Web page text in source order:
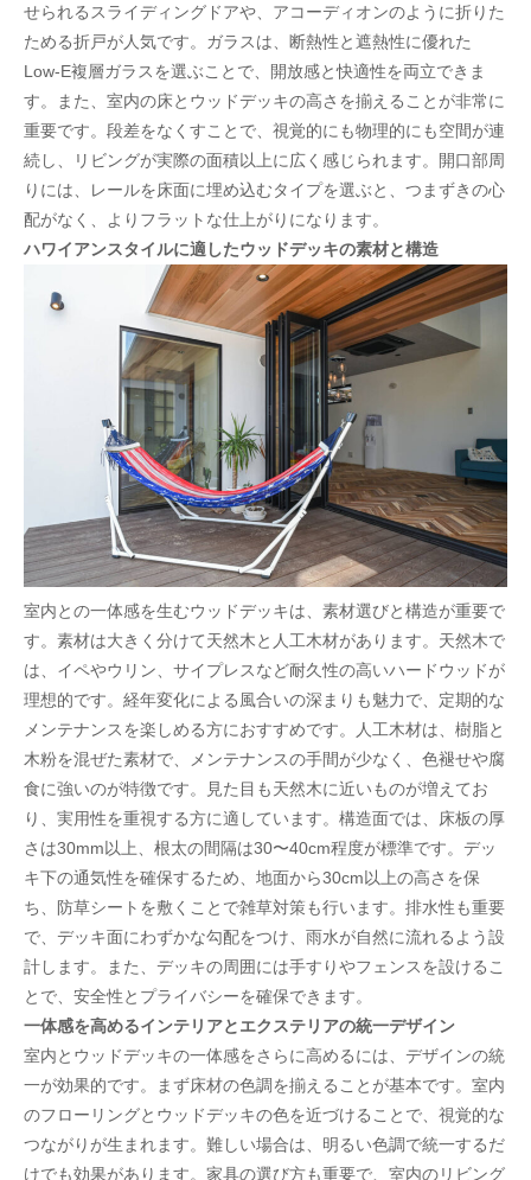
せられるスライディングドアや、アコーディオンのように折りた
ためる折戸が人気です。ガラスは、断熱性と遮熱性に優れた
Low-E複層ガラスを選ぶことで、開放感と快適性を両立できま
す。また、室内の床とウッドデッキの高さを揃えることが非常に
重要です。段差をなくすことで、視覚的にも物理的にも空間が連
続し、リビングが実際の面積以上に広く感じられます。開口部周
りには、レールを床面に埋め込むタイプを選ぶと、つまずきの心
配がなく、よりフラットな仕上がりになります。
ハワイアンスタイルに適したウッドデッキの素材と構造
室内との一体感を生むウッドデッキは、素材選びと構造が重要で
す。素材は大きく分けて天然木と人工木材があります。天然木で
は、イペやウリン、サイプレスなど耐久性の高いハードウッドが
理想的です。経年変化による風合いの深まりも魅力で、定期的な
メンテナンスを楽しめる方におすすめです。人工木材は、樹脂と
木粉を混ぜた素材で、メンテナンスの手間が少なく、色褪せや腐
食に強いのが特徴です。見た目も天然木に近いものが増えてお
り、実用性を重視する方に適しています。構造面では、床板の厚
さは30mm以上、根太の間隔は30〜40cm程度が標準です。デッ
キ下の通気性を確保するため、地面から30cm以上の高さを保
ち、防草シートを敷くことで雑草対策も行います。排水性も重要
で、デッキ面にわずかな勾配をつけ、雨水が自然に流れるよう設
計します。また、デッキの周囲には手すりやフェンスを設けるこ
とで、安全性とプライバシーを確保できます。
一体感を高めるインテリアとエクステリアの統一デザイン
室内とウッドデッキの一体感をさらに高めるには、デザインの統
一が効果的です。まず床材の色調を揃えることが基本です。室内
のフローリングとウッドデッキの色を近づけることで、視覚的な
つながりが生まれます。難しい場合は、明るい色調で統一するだ
けでも効果があります。家具の選び方も重要で、室内のリビング